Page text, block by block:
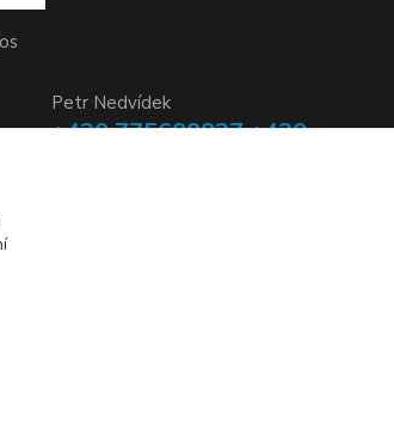
Petr Nedvídek
+420 775688827 +420